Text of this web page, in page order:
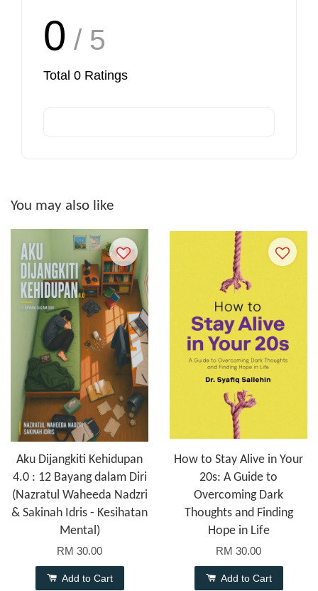
0 / 5
Total 0 Ratings
You may also like
Aku Dijangkiti Kehidupan
4.0 : 12 Bayang dalam Diri
(Nazratul Waheeda Nadzri
& Sakinah Idris - Kesihatan
Mental)
RM 30.00
Add to Cart
How to Stay Alive in Your
20s: A Guide to
Overcoming Dark
Thoughts and Finding
Hope in Life
RM 30.00
Add to Cart